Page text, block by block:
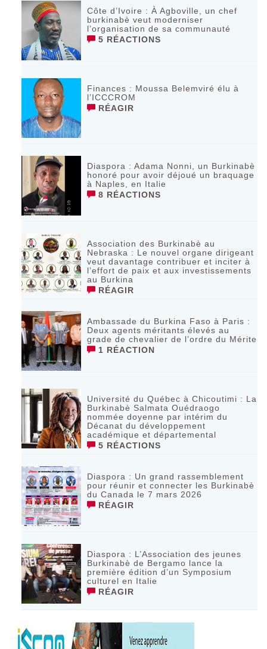
Côte d’Ivoire : À Agboville, un chef
burkinabè veut moderniser
l’organisation de sa communauté
5 RÉACTIONS
Finances : Moussa Belemviré élu à
l’ICCCROM
RÉAGIR
Diaspora : Adama Nonni, un Burkinabè
honoré pour avoir déjoué un braquage
à Naples, en Italie
8 RÉACTIONS
Association des Burkinabè au
Nebraska : Le nouvel organe dirigeant
veut davantage contribuer et inciter à
l’effort de paix et aux investissements
au Burkina
RÉAGIR
Ambassade du Burkina Faso à Paris :
Deux agents méritants élevés au
grade de chevalier de l’ordre du Mérite
1 RÉACTION
Université du Québec à Chicoutimi : La
Burkinabè Salmata Ouédraogo
nommée doyenne par intérim du
Décanat du développement
académique et départemental
5 RÉACTIONS
Diaspora : Un grand rassemblement
pour réunir et connecter les Burkinabè
du Canada le 7 mars 2026
RÉAGIR
‎Diaspora : L’Association des jeunes
Burkinabè de Bergamo lance la
première édition d’un Symposium
culturel en Italie
RÉAGIR